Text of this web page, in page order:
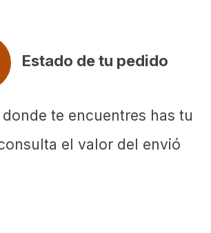
Estado de tu pedido
te encuentres has tu
el valor del envió